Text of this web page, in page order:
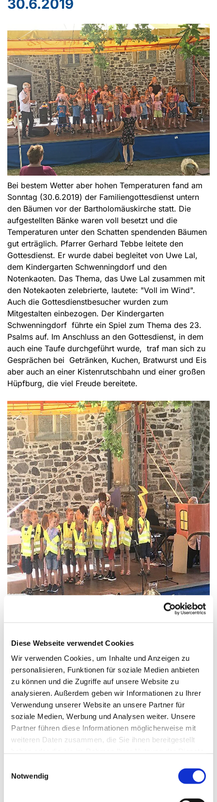
Diese Webseite verwendet Cookies
Wir verwenden Cookies, um Inhalte und Anzeigen zu
personalisieren, Funktionen für soziale Medien anbieten
zu können und die Zugriffe auf unsere Website zu
analysieren. Außerdem geben wir Informationen zu Ihrer
Verwendung unserer Website an unsere Partner für
soziale Medien, Werbung und Analysen weiter. Unsere
Partner führen diese Informationen möglicherweise mit
weiteren Daten zusammen, die Sie ihnen bereitgestellt
Notwendig
30.6.2019
Bei bestem Wetter aber hohen Temperaturen fand am
Sonntag (30.6.2019) der Familiengottesdienst untern
den Bäumen vor der Bartholomäuskirche statt. Die
aufgestellten Bänke waren voll besetzt und die
Temperaturen unter den Schatten spendenden Bäumen
gut erträglich. Pfarrer Gerhard Tebbe leitete den
Gottesdienst. Er wurde dabei begleitet von Uwe Lal,
dem Kindergarten Schwenningdorf und den
Notenkaoten. Das Thema, das Uwe Lal zusammen mit
den Notekaoten zelebrierte, lautete: "Voll im Wind".
Auch die Gottesdienstbesucher wurden zum
Mitgestalten einbezogen. Der Kindergarten
Schwenningdorf führte ein Spiel zum Thema des 23.
Psalms auf. Im Anschluss an den Gottesdienst, in dem
auch eine Taufe durchgeführt wurde, traf man sich zu
Gesprächen bei Getränken, Kuchen, Bratwurst und Eis
aber auch an einer Kistenrutschbahn und einer großen
Hüpfburg, die viel Freude bereitete.